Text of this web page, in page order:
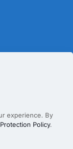
2026
experience. By
Policy.